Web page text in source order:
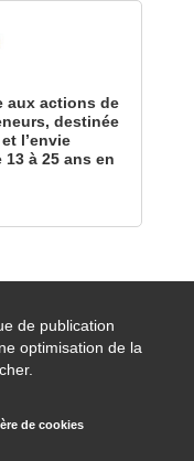
aux actions de
destinée
l’envie
à 25 ans en
de publication
optimisation de la
de cookies